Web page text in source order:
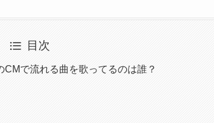
目次
で流れる曲を歌ってるのは誰？